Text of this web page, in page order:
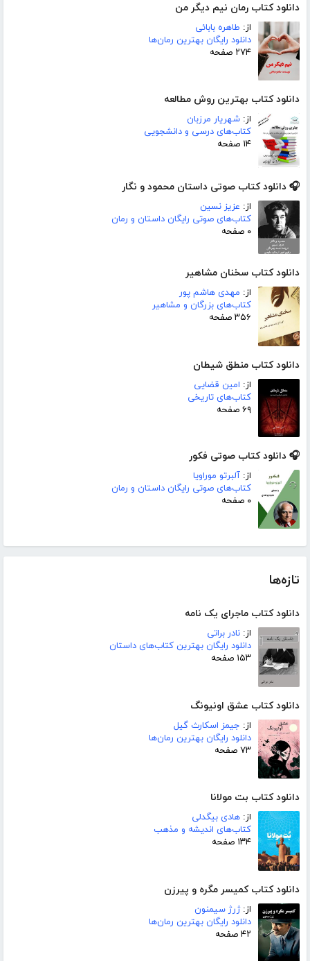
دانلود کتاب رمان نیم دیگر من
از: طاهره بابائی
دانلود رایگان بهترین رمان‌ها
۲۷۴ صفحه
دانلود کتاب بهترین روش مطالعه
از: شهریار مرزبان
کتاب‌های درسی و دانشجویی
۱۴ صفحه
🎧 دانلود کتاب صوتی داستان محمود و نگار
از: عزیز نسین
کتاب‌های صوتی رایگان داستان و رمان
۰ صفحه
دانلود کتاب سخنان مشاهیر
از: مهدی هاشم پور
کتاب‌های بزرگان و مشاهیر
۳۵۶ صفحه
دانلود کتاب منطق شیطان
از: امین قضایی
کتاب‌های تاریخی
۶۹ صفحه
🎧 دانلود کتاب صوتی فکور
از: آلبرتو موراویا
کتاب‌های صوتی رایگان داستان و رمان
۰ صفحه
تازه‌ها
دانلود کتاب ماجرای یک نامه
از: نادر براتی
دانلود رایگان بهترین کتاب‌های داستان
۱۵۳ صفحه
دانلود کتاب عشق اونیونگ
از: جیمز اسکارث گیل
دانلود رایگان بهترین رمان‌ها
۷۳ صفحه
دانلود کتاب بت مولانا
از: هادی بیگدلی
کتاب‌های اندیشه و مذهب
۱۳۴ صفحه
دانلود کتاب کمیسر مگره و پیرزن
از:ژرژ سیمنون
دانلود رایگان بهترین رمان‌ها
۴۲ صفحه